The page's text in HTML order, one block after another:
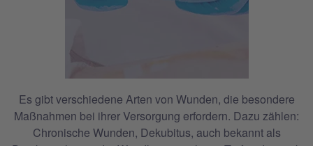
Es gibt verschiedene Arten von Wunden, die besondere
Maßnahmen bei ihrer Versorgung erfordern. Dazu zählen:
Chronische Wunden, Dekubitus, auch bekannt als